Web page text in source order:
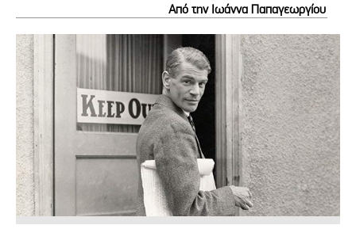
Από την Ιωάννα Παπαγεωργίου